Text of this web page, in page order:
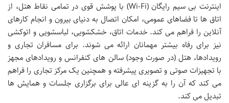
اینترنت بی سیم رایگان (Wi-Fi) با پوشش قوی در تمامی نقاط هتل، از
اتاق ها تا فضاهای عمومی، امکان اتصال به دنیای بیرون و انجام کارهای
آنلاین را فراهم می کند. خدمات اتاق، خشکشویی، لباسشویی و اتوکشی
نیز برای رفاه بیشتر مهمانان ارائه می شوند. برای مسافران تجاری و
رویدادها، هتل (در صورت وجود) سالن های کنفرانس و رویدادهای مجهز
با تجهیزات صوتی و تصویری پیشرفته و همچنین یک مرکز تجاری را فراهم
می کند که آن را به گزینه ای عالی برای برگزاری جلسات و همایش ها
تبدیل می کند.